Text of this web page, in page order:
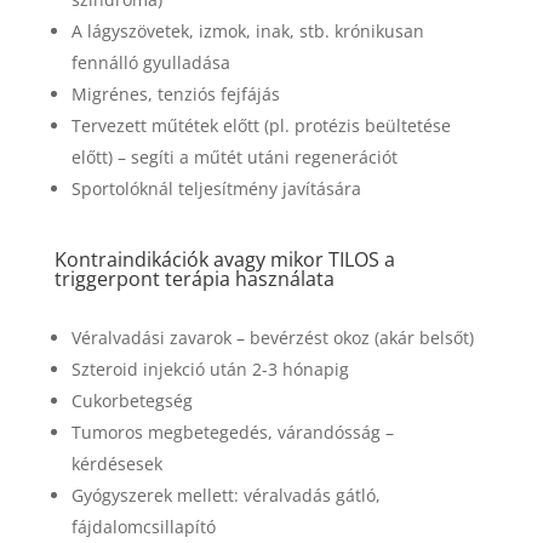
A lágyszövetek, izmok, inak, stb. krónikusan
fennálló gyulladása
Migrénes, tenziós fejfájás
Tervezett műtétek előtt (pl. protézis beültetése
előtt) – segíti a műtét utáni regenerációt
Sportolóknál teljesítmény javítására
Kontraindikációk avagy mikor TILOS a
triggerpont terápia használata
Véralvadási zavarok – bevérzést okoz (akár belsőt)
Szteroid injekció után 2-3 hónapig
Cukorbetegség
Tumoros megbetegedés, várandósság –
kérdésesek
Gyógyszerek mellett: véralvadás gátló,
fájdalomcsillapító